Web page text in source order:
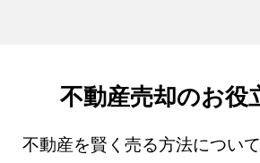
不動産売却のお役
不動産を賢く売る方法につい